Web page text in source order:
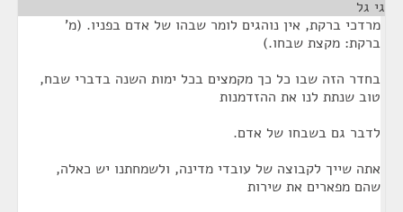
גי גל
מרדכי ברקת, אין נוהגים לומר שבהו של אדם בפניו. (מ'
ברקת: מקצת שבחו.)
בחדר הזה שבו כל כך מקמצים בכל ימות השנה בדברי שבח,
טוב שנתת לנו את ההזדמנות
לדבר גם בשבחו של אדם.
אתה שייך לקבוצה של עובדי מדינה, ולשמחתנו יש כאלה,
שהם מפארים את שירות